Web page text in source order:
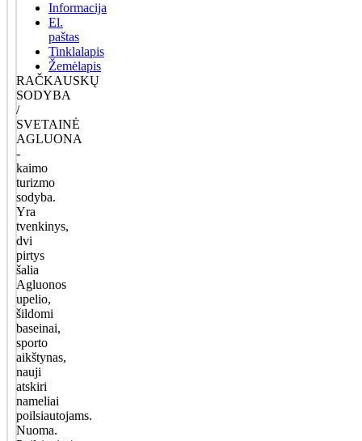
Informacija
El.
paštas
Tinklalapis
Žemėlapis
RAČKAUSKŲ
SODYBA
/
SVETAINĖ
AGLUONA
-
kaimo
turizmo
sodyba.
Yra
tvenkinys,
dvi
pirtys
šalia
Agluonos
upelio,
šildomi
baseinai,
sporto
aikštynas,
nauji
atskiri
nameliai
poilsiautojams.
Nuoma.